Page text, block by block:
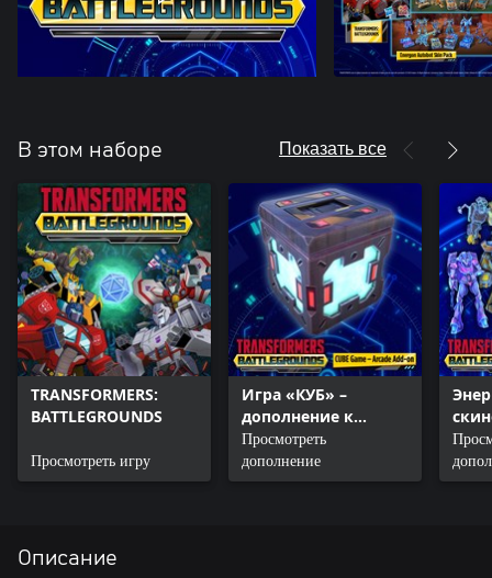
В этом наборе Показать все
TRANSFORMERS:
BATTLEGROUNDS
Просмотреть игру
Игра «КУБ» –
дополнение к
Аркаде
Просмотреть
дополнение
Описание